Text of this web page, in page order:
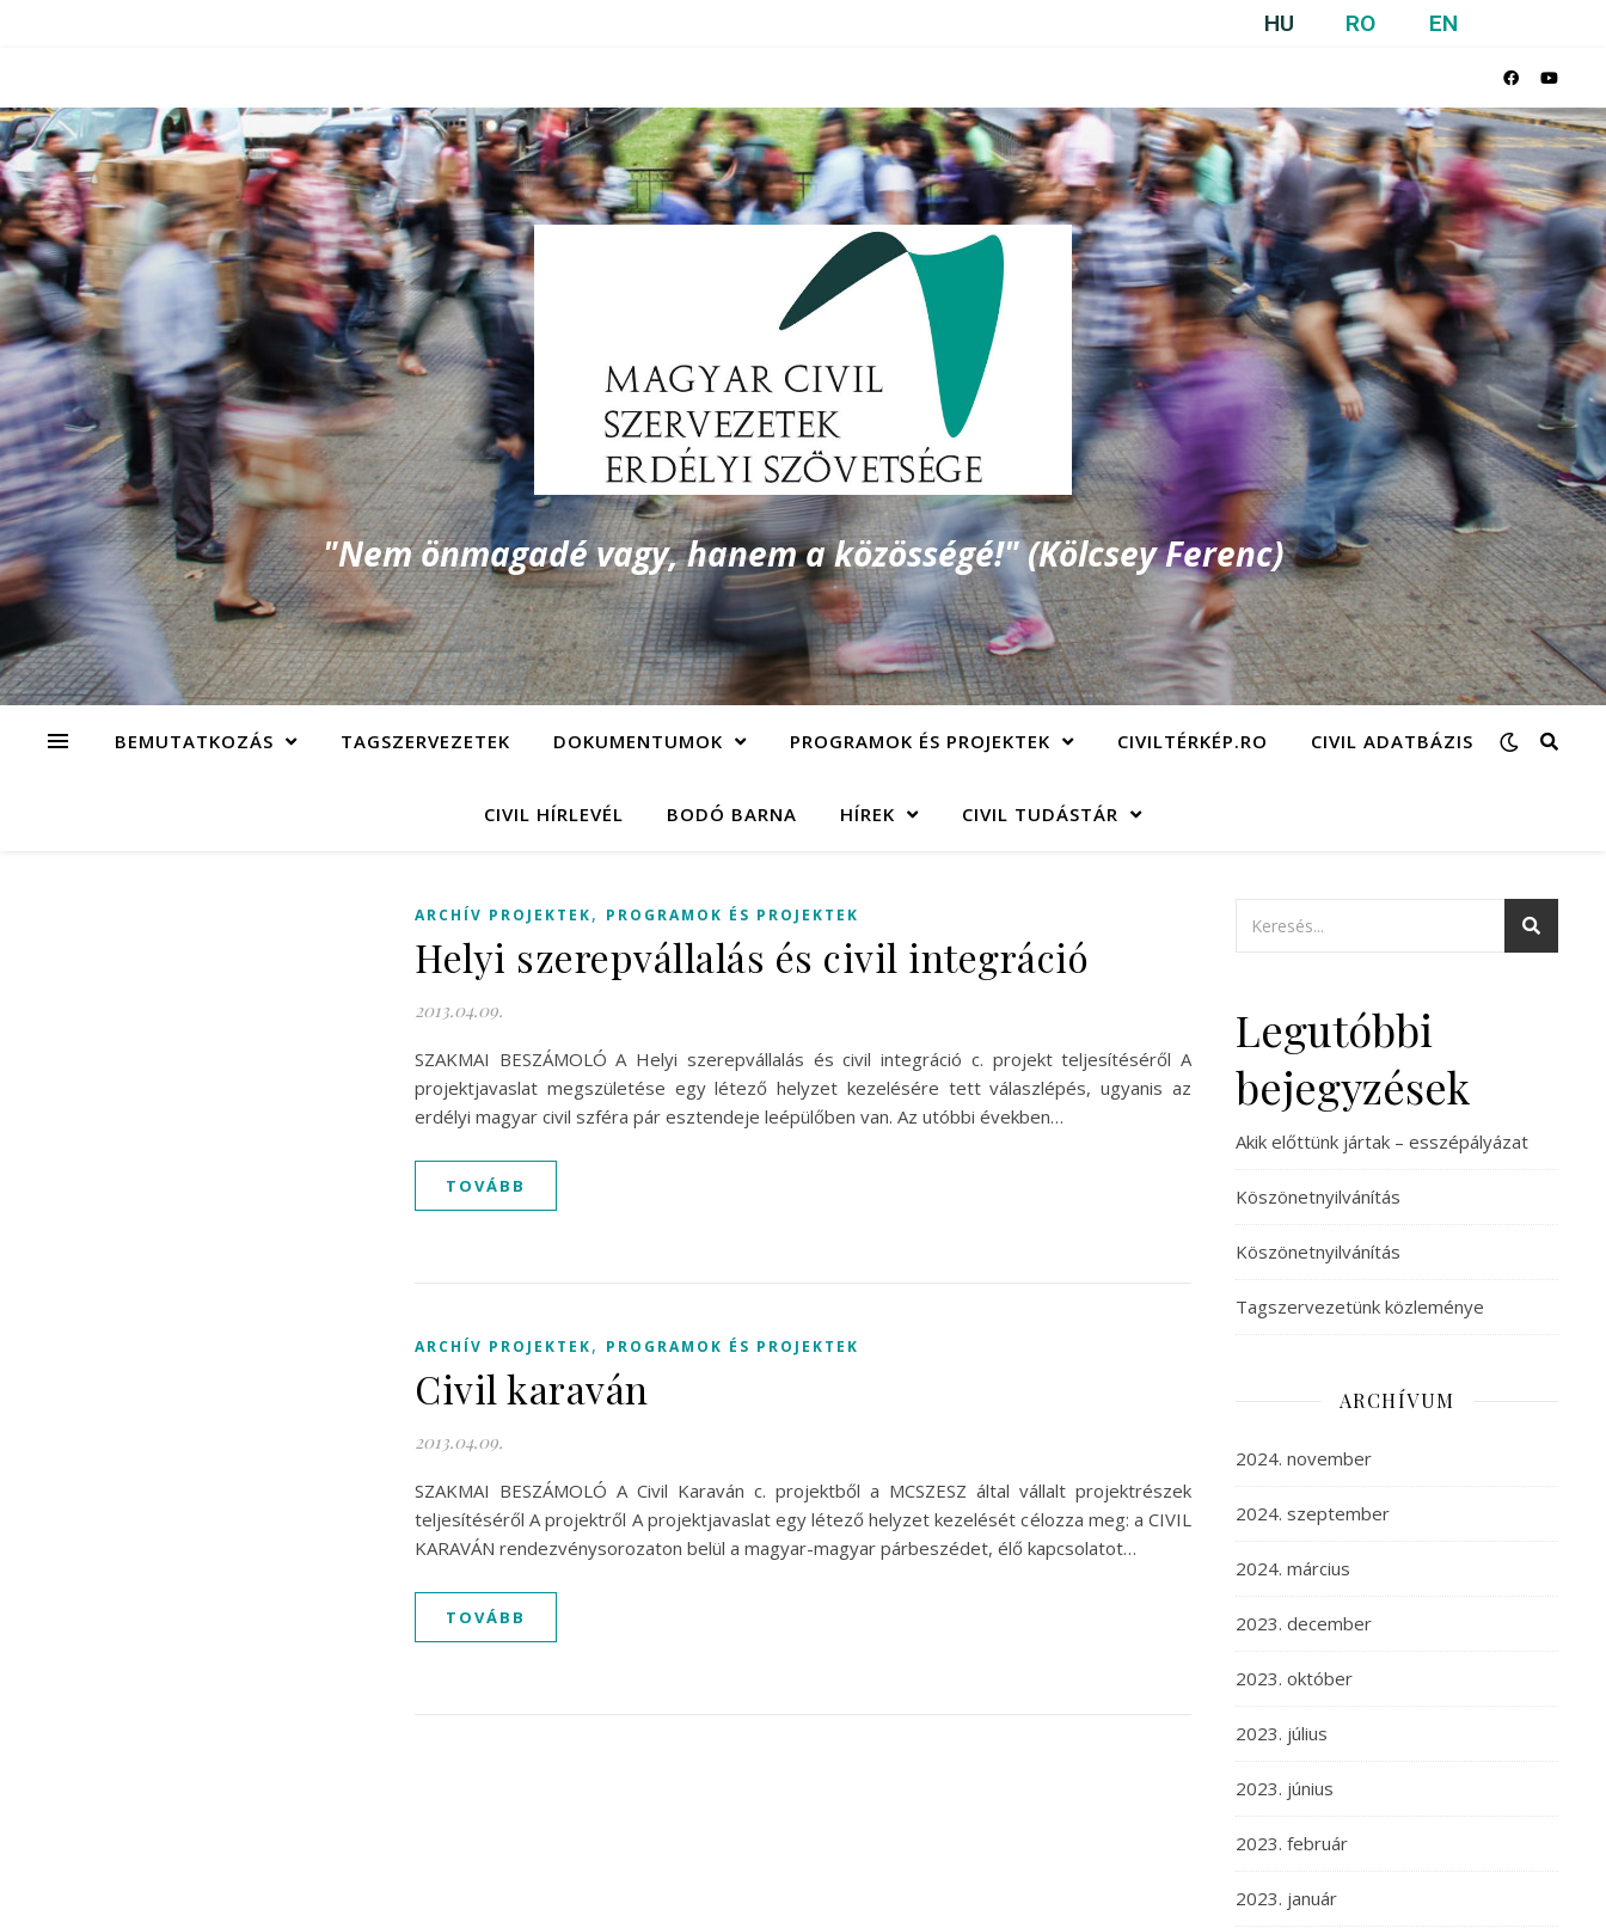
HU RO EN
"Nem önmagadé vagy, hanem a közösségé!" (Kölcsey Ferenc)
BEMUTATKOZÁS TAGSZERVEZETEK DOKUMENTUMOK PROGRAMOK ÉS PROJEKTEK CIVILTÉRKÉP.RO CIVIL ADATBÁZIS
CIVIL HÍRLEVÉL BODÓ BARNA HÍREK CIVIL TUDÁSTÁR
ARCHÍV PROJEKTEK, PROGRAMOK ÉS PROJEKTEK
Helyi szerepvállalás és civil integráció
2013.04.09.
SZAKMAI BESZÁMOLÓ A Helyi szerepvállalás és civil integráció c. projekt teljesítéséről A
projektjavaslat megszületése egy létező helyzet kezelésére tett válaszlépés, ugyanis az
erdélyi magyar civil szféra pár esztendeje leépülőben van. Az utóbbi években…
TOVÁBB
ARCHÍV PROJEKTEK, PROGRAMOK ÉS PROJEKTEK
Civil karaván
2013.04.09.
SZAKMAI BESZÁMOLÓ A Civil Karaván c. projektből a MCSZESZ által vállalt projektrészek
teljesítéséről A projektről A projektjavaslat egy létező helyzet kezelését célozza meg: a CIVIL
KARAVÁN rendezvénysorozaton belül a magyar-magyar párbeszédet, élő kapcsolatot…
TOVÁBB
Legutóbbi
bejegyzések
Akik előttünk jártak – esszépályázat
Köszönetnyilvánítás
Köszönetnyilvánítás
Tagszervezetünk közleménye
ARCHÍVUM
2024. november
2024. szeptember
2024. március
2023. december
2023. október
2023. július
2023. június
2023. február
2023. január